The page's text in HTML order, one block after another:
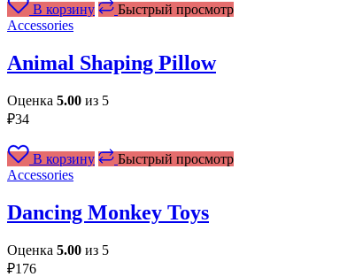
В корзину
Быстрый просмотр
Accessories
Animal Shaping Pillow
Оценка 5.00 из 5
₽34
В корзину
Быстрый просмотр
Accessories
Dancing Monkey Toys
Оценка 5.00 из 5
₽176